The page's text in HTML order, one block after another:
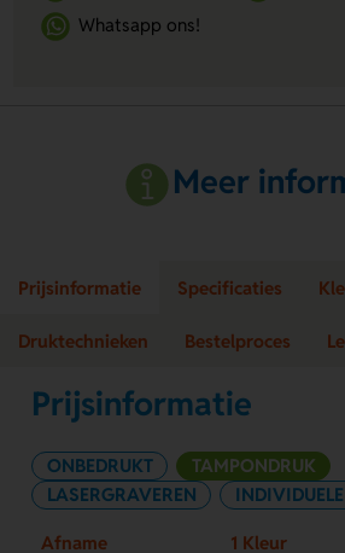
Whatsapp ons!
Meer
Prijsinformatie Specificaties
Druktechnieken Bestelproces
Prijsinformatie
ONBEDRUKT
TAMPONDRUK
LASERGRAVEREN
Afname 1 Kleur